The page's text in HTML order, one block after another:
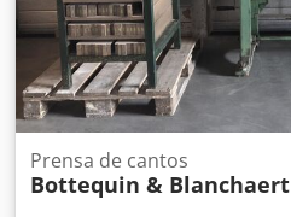
Prensa de cantos
Bottequin & Blanchaert